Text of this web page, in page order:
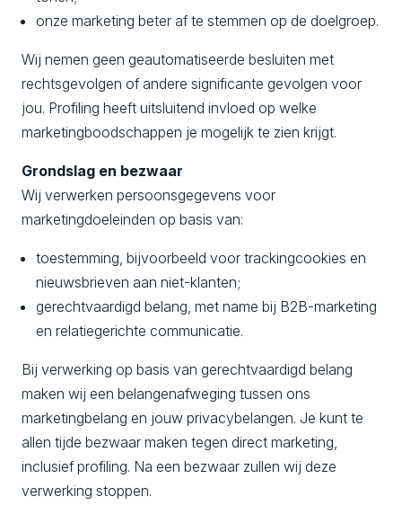
onze marketing beter af te stemmen op de doelgroep.
Wij nemen geen geautomatiseerde besluiten met
rechtsgevolgen of andere significante gevolgen voor
jou. Profiling heeft uitsluitend invloed op welke
marketingboodschappen je mogelijk te zien krijgt.
Grondslag en bezwaar
Wij verwerken persoonsgegevens voor
marketingdoeleinden op basis van:
toestemming, bijvoorbeeld voor trackingcookies en
nieuwsbrieven aan niet-klanten;
gerechtvaardigd belang, met name bij B2B-marketing
en relatiegerichte communicatie.
Bij verwerking op basis van gerechtvaardigd belang
maken wij een belangenafweging tussen ons
marketingbelang en jouw privacybelangen. Je kunt te
allen tijde bezwaar maken tegen direct marketing,
inclusief profiling. Na een bezwaar zullen wij deze
verwerking stoppen.